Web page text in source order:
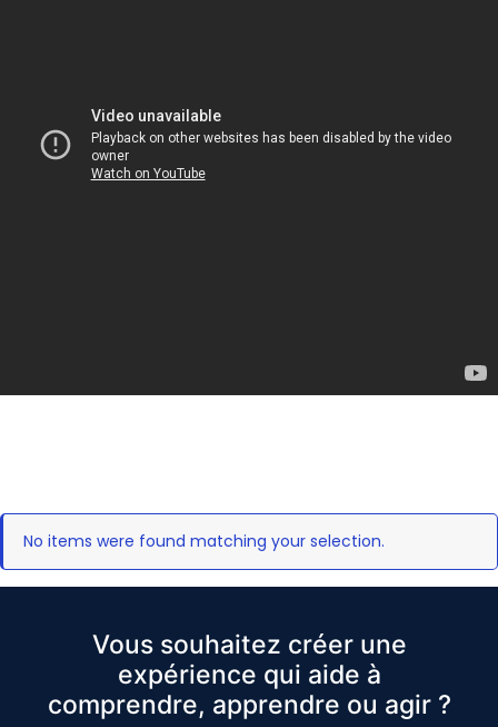
No items were found matching your selection.
Vous souhaitez créer une
expérience qui aide à
comprendre, apprendre ou agir ?